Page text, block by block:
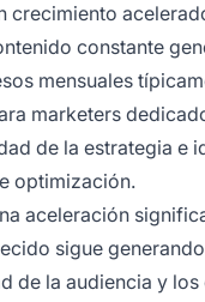
crecimiento
constante
mensuales
marketers
de la estrategia e
optimización.
aceleración
sigue
de la audiencia y